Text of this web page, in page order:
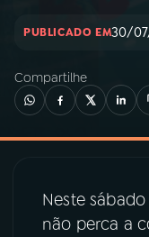
INÍCIO
02A RÁDIO
03
04
PUBLICADO EM30/
Compartilhe
Neste
não perca a